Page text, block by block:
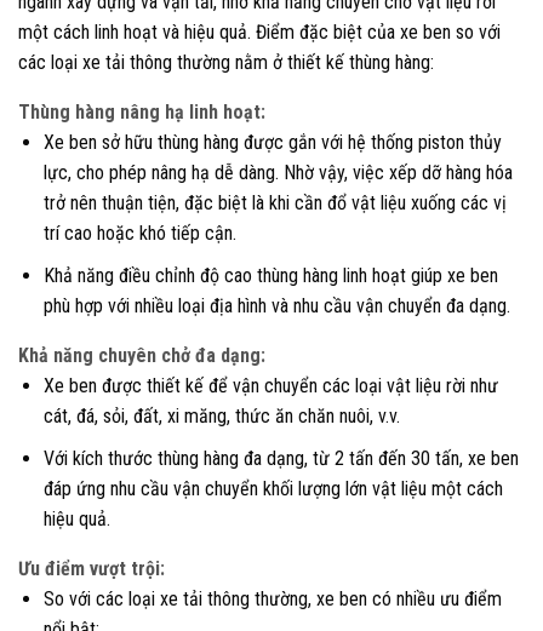
một cách linh hoạt và hiệu quả. Điểm đặc biệt của xe ben so với
các loại xe tải thông thường nằm ở thiết kế thùng hàng:
Thùng hàng nâng hạ linh hoạt:
Xe ben sở hữu thùng hàng được gắn với hệ thống piston thủy
lực, cho phép nâng hạ dễ dàng. Nhờ vậy, việc xếp dỡ hàng hóa
trở nên thuận tiện, đặc biệt là khi cần đổ vật liệu xuống các vị
trí cao hoặc khó tiếp cận.
Khả năng điều chỉnh độ cao thùng hàng linh hoạt giúp xe ben
phù hợp với nhiều loại địa hình và nhu cầu vận chuyển đa dạng.
Khả năng chuyên chở đa dạng:
Xe ben được thiết kế để vận chuyển các loại vật liệu rời như
cát, đá, sỏi, đất, xi măng, thức ăn chăn nuôi, v.v.
Với kích thước thùng hàng đa dạng, từ 2 tấn đến 30 tấn, xe ben
đáp ứng nhu cầu vận chuyển khối lượng lớn vật liệu một cách
hiệu quả.
Ưu điểm vượt trội:
So với các loại xe tải thông thường, xe ben có nhiều ưu điểm